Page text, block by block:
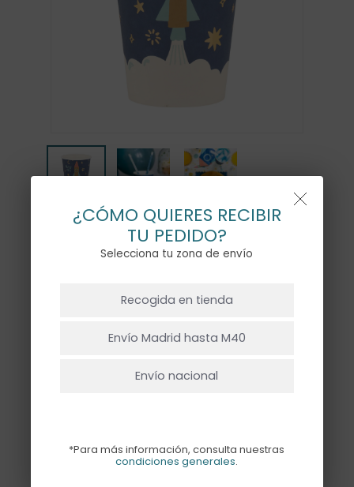
VASOS ESPACIO – 8UD
Paquete de 8 vasos de papel
en diferentes colores. Capacidad para
resistentes e ideales para cualquier
¿CÓMO QUIERES RECIBIR
TU PEDIDO?
Selecciona tu zona de envío
Recogida en tienda
Envío Madrid hasta M40
Envío nacional
*Para más información, consulta nuestras
condiciones generales.